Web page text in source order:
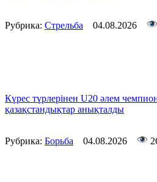
Рубрика: Стрельба 04.08.2026
Күрес түрлерінен U20 әлем
қазақстандықтар анықталды
Рубрика: Борьба 04.08.2026